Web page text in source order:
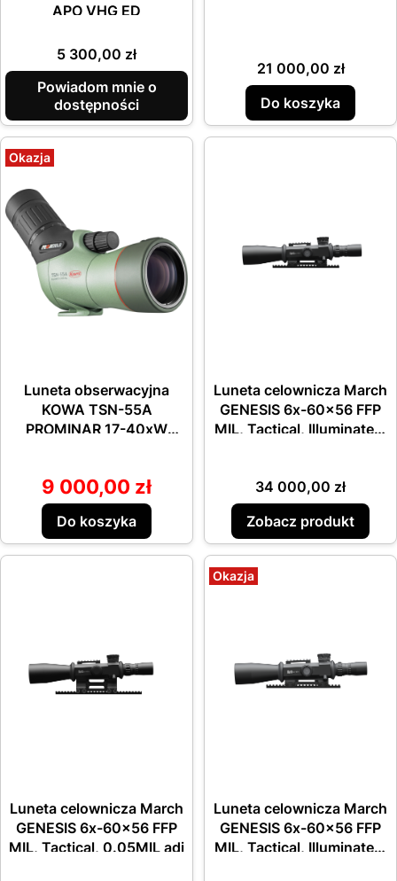
APO VHG ED
Cena
5 300,00 zł
Powiadom mnie o
dostępności
Cena
21 000,00 zł
Do koszyka
Okazja
Luneta obserwacyjna
KOWA TSN-55A
PROMINAR 17-40xW
Cena promocyjna
9 000,00 zł
Do koszyka
Luneta celownicza March
GENESIS 6x-60x56 FFP
MIL, Tactical, Illuminated,
Cena
34 000,00 zł
Zobacz produkt
Luneta celownicza March
GENESIS 6x-60x56 FFP
MIL, Tactical, 0.05MIL adj
Okazja
Luneta celownicza March
GENESIS 6x-60x56 FFP
MIL, Tactical, Illuminated,